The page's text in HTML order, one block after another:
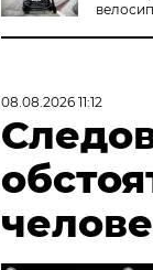
08.08.2026 11:12